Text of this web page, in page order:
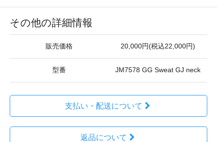
その他の詳細情報
販売価格 20,000円(税込22,000円)
型番 JM7578 GG Sweat GJ neck
支払い・配送について
返品について